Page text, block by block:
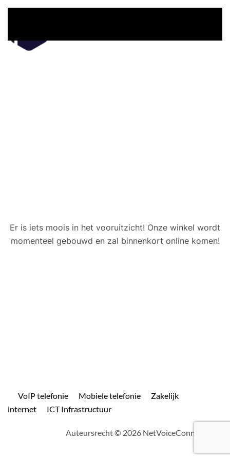
Er is iets moois in het vooruitzicht! Onze winkel wordt
momenteel gebouwd en zal binnenkort online komen!
VoIP telefonie Mobiele telefonie
Zakelijk
internet
ICT Infrastructuur
Auteursrecht © 2026 NetVoiceConnect.com